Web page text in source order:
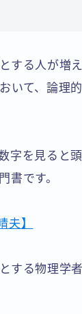
する人が増
いて、論理
字を見ると
書です。
夫】
する物理学